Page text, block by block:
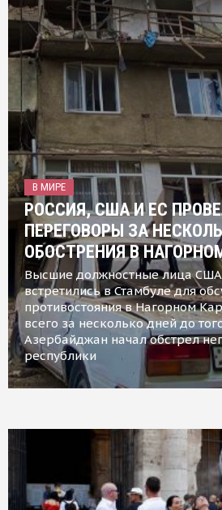
В МИРЕ
РОССИЯ, США И ЕС
ПЕРЕГОВОРЫ ЗА
ОБОСТРЕНИЯ В
Высшие должностные лица
встретились в Стамбуле для
противостояния в Нагорном
всего за несколько дней до
Азербайджан начал обстрел
республики